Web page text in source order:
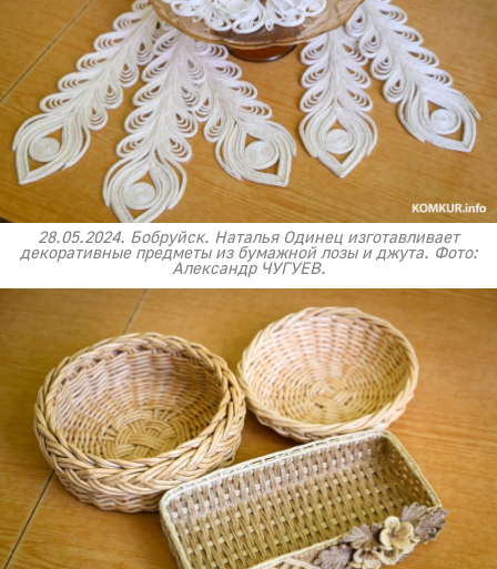
28.05.2024. Бобруйск. Наталья Одинец изготавливает
декоративные предметы из бумажной лозы и джута. Фото:
Александр ЧУГУЕВ.